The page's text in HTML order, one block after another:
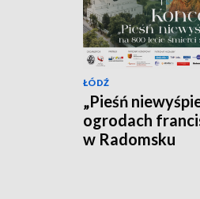
ŁÓDŹ
„Pieśń
ogrodach
w Radomsku